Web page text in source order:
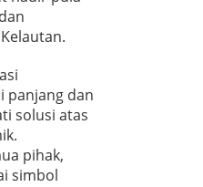
panjang dan
solusi atas
pihak,
simbol